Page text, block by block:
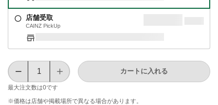
店舗受取
CAINZ PickUp
最大注文数は0です
カートに入れる
※価格は​店舗や​掲載場所で​異なる​場合が​あります。